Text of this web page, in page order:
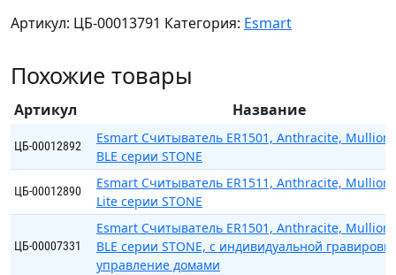
ESMART
[Carbon
[Mullion]
Reader
BLE
STONE
Артикул: ЦБ-00013791 Категория: Esmart
Похожие товары
Артикул Название
ЦБ-00012892
Esmart Считыватель ER1501, Anthracite,
BLE серии STONE
ЦБ-00012890
Esmart Считыватель ER1511, Anthracite,
Lite серии STONE
ЦБ-00007331
Esmart Считыватель ER1501, Anthracite,
BLE серии STONE, с индивидуальной
управление домами